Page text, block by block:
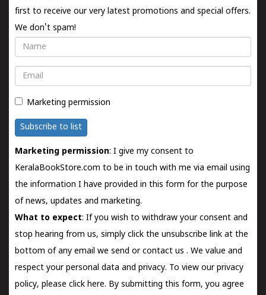
first to receive our very latest promotions and special offers.
We don't spam!
Name
Email
Marketing permission
Subscribe to list
Marketing permission: I give my consent to
KeralaBookStore.com to be in touch with me via email using
the information I have provided in this form for the purpose
of news, updates and marketing.
What to expect: If you wish to withdraw your consent and
stop hearing from us, simply click the unsubscribe link at the
bottom of any email we send orcontact us . We value and
respect your personal data and privacy. To view our privacy
policy, please click here. By submitting this form, you agree